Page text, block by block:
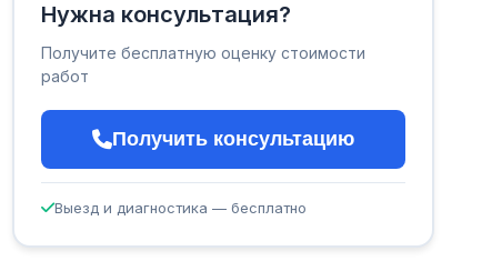
Нужна консультация?
Получите бесплатную оценку стоимости
работ
Получить консультацию
Выезд и диагностика — бесплатно